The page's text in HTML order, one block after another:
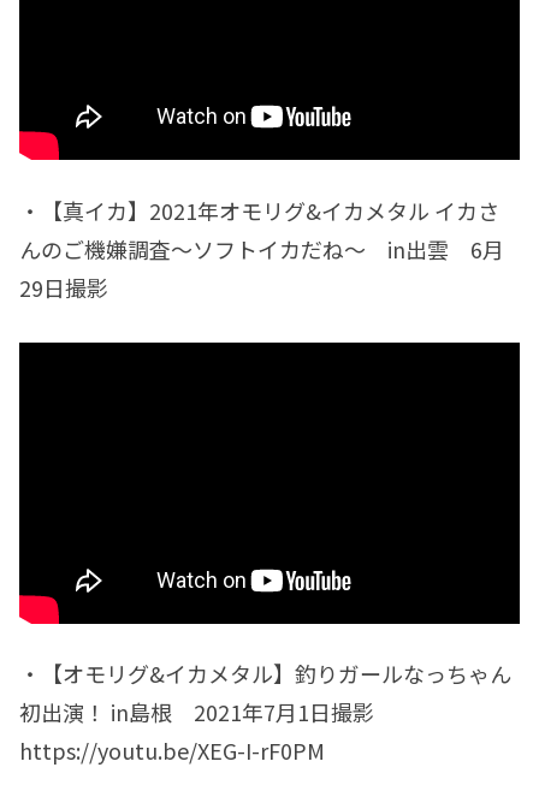
・【真イカ】2021年オモリグ&イカメタル イカさ
んのご機嫌調査～ソフトイカだね～ in出雲 6月
29日撮影
・【オモリグ&イカメタル】釣りガールなっちゃん
初出演！ in島根 2021年7月1日撮影
https://youtu.be/XEG-I-rF0PM